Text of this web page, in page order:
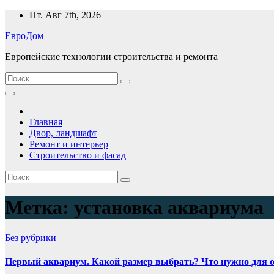
Перейти
содержимому
Пт. Авг 7th, 2026
ЕвроДом
Европейские технологии строительства и ремонта
Главная
Двор, ландшафт
Ремонт и интерьер
Строительство и фасад
Метка: установка аквариума
Без рубрики
Первый аквариум. Какой размер выбрать? Что нужно для